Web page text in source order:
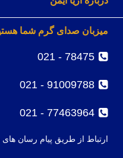
میزبان صدای گرم شما
78475 - 021
91009788 - 021
77463964 - 021
ارتباط از طریق پیام رسان های